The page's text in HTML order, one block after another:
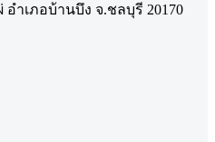
ำเภอบ้านบึง จ.ชลบุรี 20170